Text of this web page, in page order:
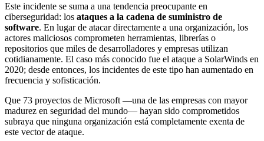
Este incidente se suma a una tendencia preocupante en
ciberseguridad: los ataques a la cadena de suministro de
software. En lugar de atacar directamente a una organización, los
actores maliciosos comprometen herramientas, librerías o
repositorios que miles de desarrolladores y empresas utilizan
cotidianamente. El caso más conocido fue el ataque a SolarWinds en
2020; desde entonces, los incidentes de este tipo han aumentado en
frecuencia y sofisticación.
Que 73 proyectos de Microsoft —una de las empresas con mayor
madurez en seguridad del mundo— hayan sido comprometidos
subraya que ninguna organización está completamente exenta de
este vector de ataque.